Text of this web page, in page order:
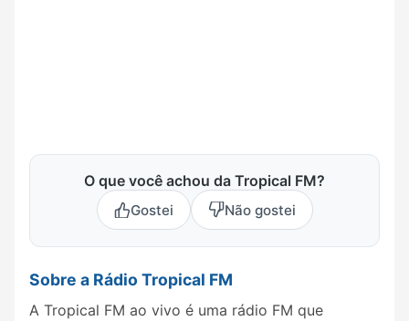
O que você achou da Tropical FM?
Gostei Não gostei
Sobre a Rádio Tropical FM
A Tropical FM ao vivo é uma rádio FM que